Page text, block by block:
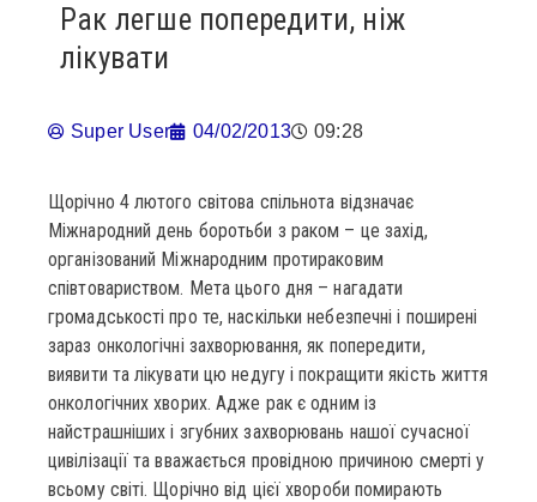
Рак легше попередити, ніж
лікувати
Super User 04/02/2013 09:28
Щорічно 4 лютого світова спільнота відзначає
Міжнародний день боротьби з раком – це захід,
організований Міжнародним протираковим
співтовариством. Мета цього дня – нагадати
громадськості про те, наскільки небезпечні і поширені
зараз онкологічні захворювання, як попередити,
виявити та лікувати цю недугу і покращити якість життя
онкологічних хворих. Адже рак є одним із
найстрашніших і згубних захворювань нашої сучасної
цивілізації та вважається провідною причиною смерті у
всьому світі. Щорічно від цієї хвороби помирають